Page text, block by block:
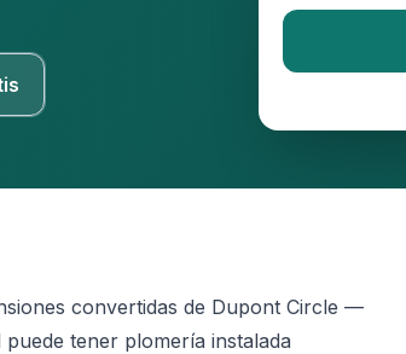
convertidas de Dupont Circle —
tener plomería instalada